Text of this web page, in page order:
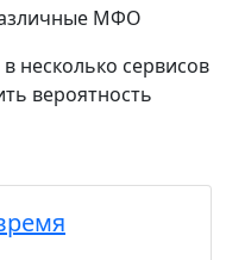
МФО
несколько сервисов
вероятность